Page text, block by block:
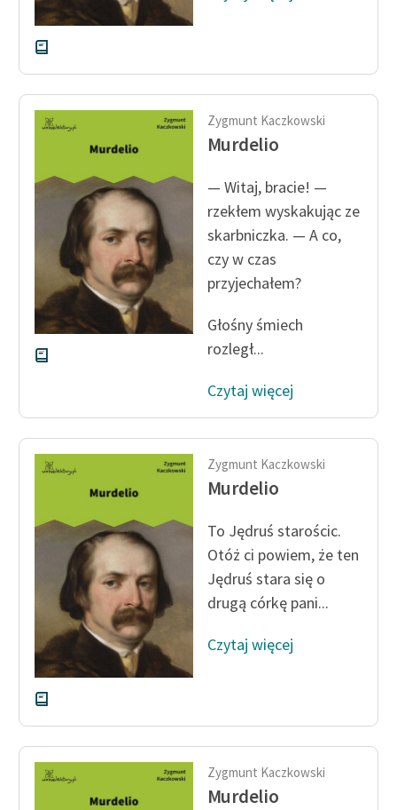
Deklaracja dostępności
Zygmunt Kaczkowski
Murdelio
— Witaj, bracie! —
rzekłem wyskakując ze
skarbniczka. — A co,
czy w czas
przyjechałem?
Głośny śmiech
rozległ...
Czytaj więcej
Zygmunt Kaczkowski
Murdelio
To Jędruś starościc.
Otóż ci powiem, że ten
Jędruś stara się o
drugą córkę pani...
Czytaj więcej
Zygmunt Kaczkowski
Murdelio